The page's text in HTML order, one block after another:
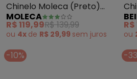
Chinelo Moleca (Preto)
com Tiras Transpassadas
MOLECA
R$ 119,99R$ 139,99
ou 4x de R$ 29,99 sem juros ou
-10% -